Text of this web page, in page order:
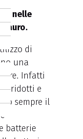
nelle
di
una
Infatti
ridotti e
sempre il
batterie